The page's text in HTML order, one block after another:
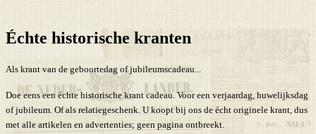
Échte historische kranten
Als krant van de geboortedag of jubileumscadeau...
Doe eens een échte historische krant cadeau. Voor een verjaardag, huwelijksdag
of jubileum. Of als relatiegeschenk. U koopt bij ons de écht originele krant, dus
met alle artikelen en advertenties; geen pagina ontbreekt.